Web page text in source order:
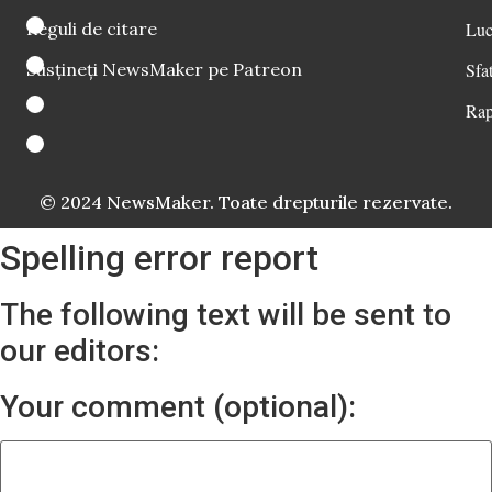
Reguli de citare
Susțineți NewsMaker pe Patreon
© 2024 NewsMaker. Toate drepturile rezervate.
Spelling error report
The following text will be sent to
our editors:
Your comment (optional):